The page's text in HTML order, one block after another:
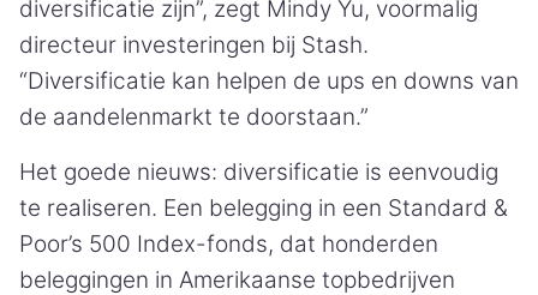
diversificatie zijn”, zegt Mindy Yu, voormalig
directeur investeringen bij Stash.
“Diversificatie kan helpen de ups en downs van
de aandelenmarkt te doorstaan.”
Het goede nieuws: diversificatie is eenvoudig
te realiseren. Een belegging in een Standard &
Poor’s 500 Index-fonds, dat honderden
beleggingen in Amerikaanse topbedrijven